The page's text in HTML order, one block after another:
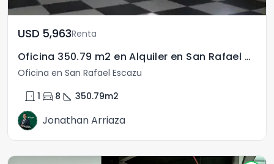
USD	5,963Renta
Oficina 350.79 m2 en Alquiler en San Rafael de Escazú
Oficina en San Rafael Escazu
door_front 1 directions_car 8 square_foot 350.79m2
Jonathan Arriaza